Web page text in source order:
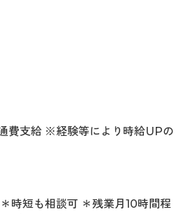
費支給 ※経験等により時給UPの
短も相談可 ＊残業月10時間程